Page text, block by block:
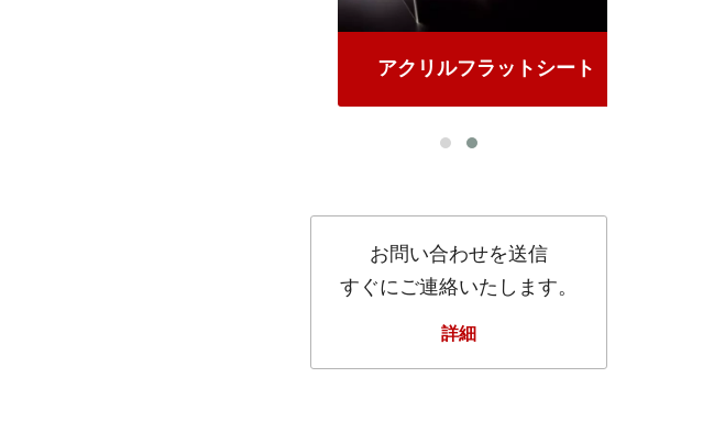
アクリルフラットシート
お問い合わせを送信
すぐにご連絡いたします。
詳細